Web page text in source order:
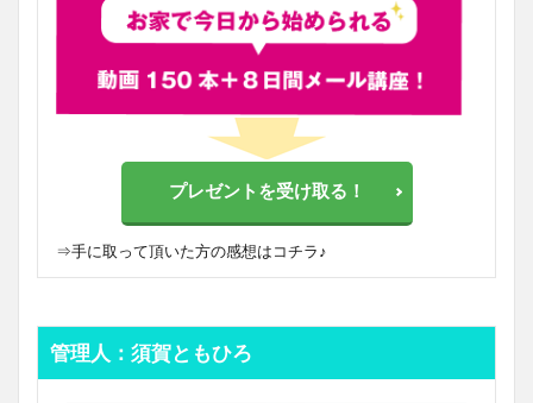
プレゼントを受け取る！
⇒手に取って頂いた方の感想はコチラ♪
管理人：須賀ともひろ